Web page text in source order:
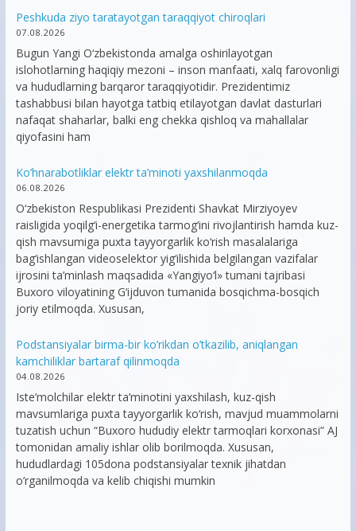
Peshkuda ziyo taratayotgan taraqqiyot chiroqlari
07.08.2026
Bugun Yangi O‘zbekistonda amalga oshirilayotgan
islohotlarning haqiqiy mezoni – inson manfaati, xalq farovonligi
va hududlarning barqaror taraqqiyotidir. Prezidentimiz
tashabbusi bilan hayotga tatbiq etilayotgan davlat dasturlari
nafaqat shaharlar, balki eng chekka qishloq va mahallalar
qiyofasini ham
Ko’hnarabotliklar elektr ta’minoti yaxshilanmoqda
06.08.2026
O‘zbekiston Respublikasi Prezidenti Shavkat Mirziyoyev
raisligida yoqilg‘i-energetika tarmog‘ini rivojlantirish hamda kuz-
qish mavsumiga puxta tayyorgarlik ko‘rish masalalariga
bag‘ishlangan videoselektor yig‘ilishida belgilangan vazifalar
ijrosini ta’minlash maqsadida «Yangiyo‘l» tumani tajribasi
Buxoro viloyatining G‘ijduvon tumanida bosqichma-bosqich
joriy etilmoqda. Xususan,
Podstansiyalar birma-bir ko’rikdan o’tkazilib, aniqlangan
kamchiliklar bartaraf qilinmoqda
04.08.2026
Iste’molchilar elektr ta’minotini yaxshilash, kuz-qish
mavsumlariga puxta tayyorgarlik ko‘rish, mavjud muammolarni
tuzatish uchun “Buxoro hududiy elektr tarmoqlari korxonasi” AJ
tomonidan amaliy ishlar olib borilmoqda. Xususan,
hududlardagi 105dona podstansiyalar texnik jihatdan
o’rganilmoqda va kelib chiqishi mumkin